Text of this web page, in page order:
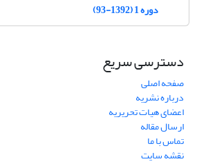
دوره 1 (1392-93)
دسترسی سریع
صفحه اصلی
درباره نشریه
اعضای هیات تحریریه
ارسال مقاله
تماس با ما
نقشه سایت